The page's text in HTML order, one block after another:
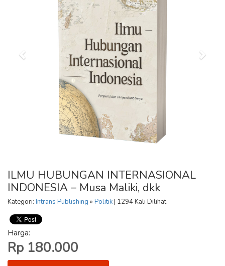
ILMU HUBUNGAN INTERNASIONAL
INDONESIA – Musa Maliki, dkk
Kategori: Intrans Publishing » Politik| 1294 Kali Dilihat
Harga:
Rp 180.000